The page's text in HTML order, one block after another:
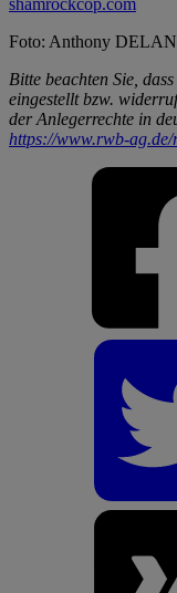
Foto: Anthony
Bitte beachten Sie,
eingestellt bzw.
der Anlegerrechte in
https://www.rwb-ag.de/